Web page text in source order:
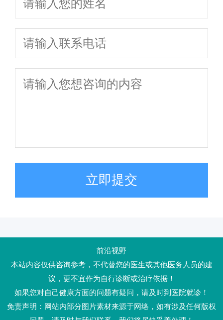
立即提交
前沿视野
本站内容仅供咨询参考，不代替您的医生或其他医务人员的建
议，更不宜作为自行诊断或治疗依据！
如果您对自己健康方面的问题有疑问，请及时到医院就诊！
免责声明：网站内部分图片素材来源于网络，如有涉及任何版权